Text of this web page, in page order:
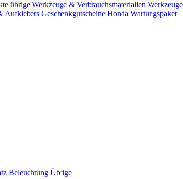
übrige Werkzeuge & Verbrauchsmaterialien Werkzeuge
Aufklebers Geschenkgutscheine Honda Wartungspaket
Beleuchtung Übrige